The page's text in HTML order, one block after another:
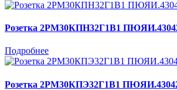
Розетка 2РМ30КПН32Г1В1
Подробнее
Розетка 2РМ30КПЭ32Г1В1